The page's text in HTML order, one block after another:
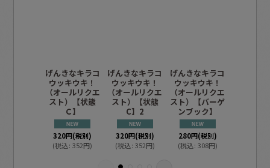
げんきなキラコ
ウッキウキ！
（オールリクエ
スト）【状態
Ｃ】
320円(税別)
(税込: 352円)
げんきなキラコ
ウッキウキ！
（オールリクエ
スト）【状態
C】2
320円(税別)
(税込: 352円)
げんきなキラコ
ウッキウキ！
（オールリクエ
スト）【バーゲ
ンブック】
280円(税別)
(税込: 308円)